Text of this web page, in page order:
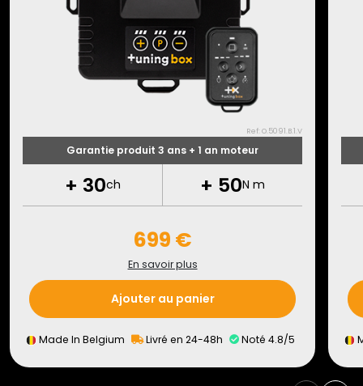
Ref: O.5091.B.1.V
Garantie produit 3 ans + 1 an moteur
+ 30ch + 50N m
699 €
En savoir plus
Ajouter au panier
Made In Belgium Livré en 24-48h Noté 4.8/5